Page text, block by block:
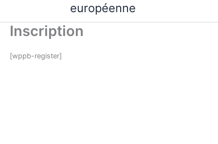
européenne
Inscription
[wppb-register]